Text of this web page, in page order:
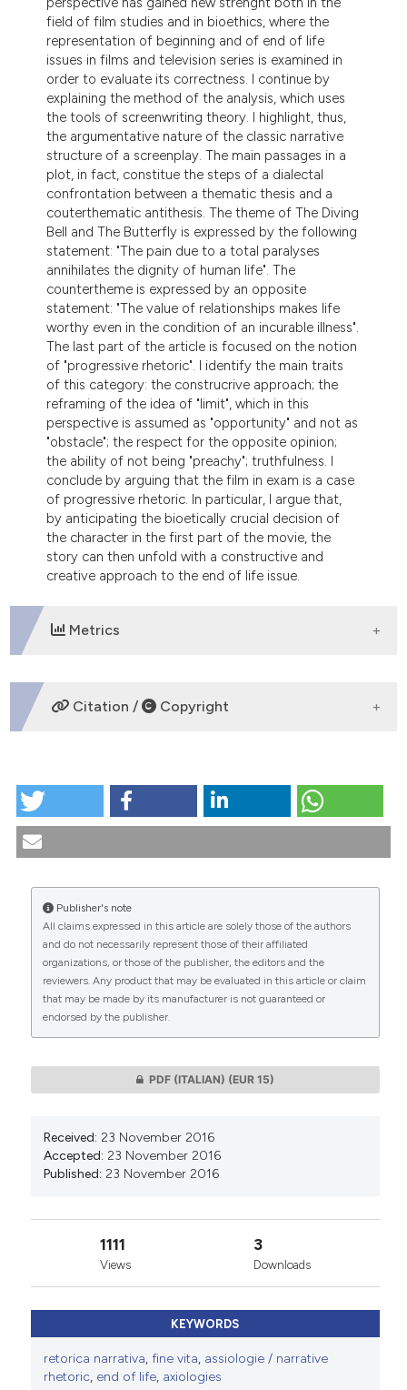
field of film studies and in bioethics, where the
representation of beginning and of end of life
issues in films and television series is examined in
order to evaluate its correctness. I continue by
explaining the method of the analysis, which uses
the tools of screenwriting theory. I highlight, thus,
the argumentative nature of the classic narrative
structure of a screenplay. The main passages in a
plot, in fact, constitue the steps of a dialectal
confrontation between a thematic thesis and a
couterthematic antithesis. The theme of The Diving
Bell and The Butterfly is expressed by the following
statement: "The pain due to a total paralyses
annihilates the dignity of human life". The
countertheme is expressed by an opposite
statement: "The value of relationships makes life
worthy even in the condition of an incurable illness".
The last part of the article is focused on the notion
of "progressive rhetoric". I identify the main traits
of this category: the construcrive approach; the
reframing of the idea of "limit", which in this
perspective is assumed as "opportunity" and not as
"obstacle"; the respect for the opposite opinion;
the ability of not being "preachy"; truthfulness. I
conclude by arguing that the film in exam is a case
of progressive rhetoric. In particular, I argue that,
by anticipating the bioetically crucial decision of
the character in the first part of the movie, the
story can then unfold with a constructive and
creative approach to the end of life issue.
Metrics
DOWNLOADS
CITATIONS
0 0
Citation / Copyright
La dimensione argomentativa del racconto
case of The Diving Bell and the Butterfly. (2016).
Medicina E Morale
https://doi.org/10.4081/mem.2016.456
More Citation Formats
Publisher's note
All claims expressed in this article are solely those of the authors
and do not necessarily represent those of their affiliated
organizations, or those of the publisher, the editors and the
reviewers. Any product that may be evaluated in this article or claim
that may be made by its manufacturer is not guaranteed or
endorsed by the publisher.
PDF (ITALIAN) (EUR 15)
Received: 23 November 2016
Accepted: 23 November 2016
Published: 23 November 2016
1111
Views
3
Downloads
KEYWORDS
retorica narrativa, fine vita, assiologie / narrative
rhetoric, end of life, axiologies